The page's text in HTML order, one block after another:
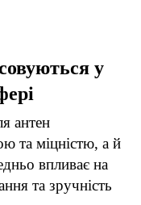
у
антен
та міцністю, а й
впливає на
та зручність